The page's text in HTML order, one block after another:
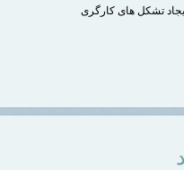
تشکل های کارگری‌